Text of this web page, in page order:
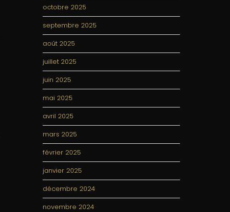
octobre 2025
septembre 2025
août 2025
juillet 2025
juin 2025
mai 2025
avril 2025
mars 2025
février 2025
janvier 2025
décembre 2024
novembre 2024